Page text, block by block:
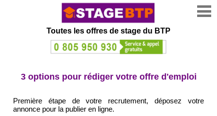
Toutes les offres de stage du BTP
3 options pour rédiger votre offre d'emploi
Première étape de votre recrutement, déposez votre
annonce pour la publier en ligne.